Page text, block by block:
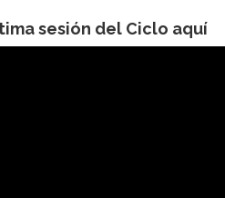
sesión del Ciclo aquí